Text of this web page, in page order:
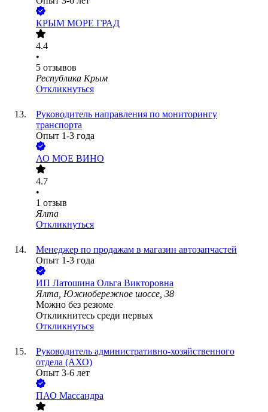
КРЫМ МОРЕ ГРАД
4.4
•
5 отзывов
Республика Крым
Откликнуться
Руководитель направления по мониторингу
транспорта
Опыт 1-3 года
АО МОЕ ВИНО
4.7
•
1 отзыв
Ялта
Откликнуться
Менеджер по продажам в магазин автозапчастей
Опыт 1-3 года
ИП Латошина Ольга Викторовна
Ялта, Южнобережное шоссе, 38
Можно без резюме
Откликнитесь среди первых
Откликнуться
Руководитель административно-хозяйственного
отдела (АХО)
Опыт 3-6 лет
ПАО Массандра